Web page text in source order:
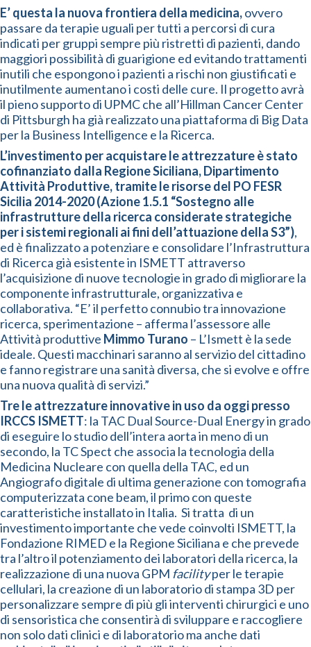
E’ questa la nuova frontiera della medicina,ovvero
passare da terapie uguali per tutti a percorsi di cura
indicati per gruppi sempre più ristretti di pazienti, dando
maggiori possibilità di guarigione ed evitando trattamenti
inutili che espongono i pazienti a rischi non giustificati e
inutilmente aumentano i costi delle cure. Il progetto avrà
il pieno supporto di UPMC che all’Hillman Cancer Center
di Pittsburgh ha già realizzato una piattaforma di Big Data
per la Business Intelligence e la Ricerca.
L’investimento per acquistare le attrezzature è stato
cofinanziato dalla Regione Siciliana, Dipartimento
Attività Produttive, tramite le risorse del PO FESR
Sicilia 2014-2020 (Azione 1.5.1 “Sostegno alle
infrastrutture della ricerca considerate strategiche
per i sistemi regionali ai fini dell’attuazione della S3”),
ed è finalizzato a potenziare e consolidare l’Infrastruttura
di Ricerca già esistente in ISMETT attraverso
l’acquisizione di nuove tecnologie in grado di migliorare la
componente infrastrutturale, organizzativa e
collaborativa. “E’ il perfetto connubio tra innovazione
ricerca, sperimentazione – afferma l’assessore alle
Attività produttive Mimmo Turano – L’Ismett è la sede
ideale. Questi macchinari saranno al servizio del cittadino
e fanno registrare una sanità diversa, che si evolve e offre
una nuova qualità di servizi.”
Tre le attrezzature innovative in uso da oggi presso
IRCCS ISMETT: la TAC Dual Source-Dual Energy in grado
di eseguire lo studio dell’intera aorta in meno di un
secondo, la TC Spect che associa la tecnologia della
Medicina Nucleare con quella della TAC, ed un
Angiografo digitale di ultima generazione con tomografia
computerizzata cone beam, il primo con queste
caratteristiche installato in Italia. Si tratta di un
investimento importante che vede coinvolti ISMETT, la
Fondazione RIMED e la Regione Siciliana e che prevede
tra l’altro il potenziamento dei laboratori della ricerca, la
realizzazione di una nuova GPM facilityper le terapie
cellulari, la creazione di un laboratorio di stampa 3D per
personalizzare sempre di più gli interventi chirurgici e uno
di sensoristica che consentirà di sviluppare e raccogliere
non solo dati clinici e di laboratorio ma anche dati